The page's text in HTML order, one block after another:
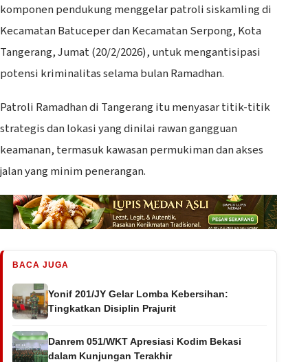
komponen pendukung menggelar patroli siskamling di
Kecamatan Batuceper dan Kecamatan Serpong, Kota
Tangerang, Jumat (20/2/2026), untuk mengantisipasi
potensi kriminalitas selama bulan Ramadhan.
Patroli Ramadhan di Tangerang itu menyasar titik-titik
strategis dan lokasi yang dinilai rawan gangguan
keamanan, termasuk kawasan permukiman dan akses
jalan yang minim penerangan.
BACA JUGA
Yonif 201/JY Gelar Lomba Kebersihan:
Tingkatkan Disiplin Prajurit
Danrem 051/WKT Apresiasi Kodim Bekasi
dalam Kunjungan Terakhir